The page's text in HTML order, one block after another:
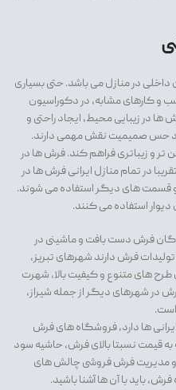
در منازل می باشد. حتی بسیاری
و کارهای مشابه، در دکوراسیون
در زیبایی محیط، ایجاد راحتی و
حس صمیمیت نقش مهمی دارند.
و زیباتری فراهم کند. فرش ها در
در تمام منازل ایرانی فرش ها در
قسمت های دیگر استفاده می شوند.
دیوار استفاده می کنند.
فرش دست بافت و ماشینی در
فرش دارند شهرهای تبریز،
های متنوع و کیفیت بالا، شهرت
در شهرهای دیگر از جمله شیراز،
ها دارد، فروشگاه های فرش
به قیمت نسبتا بالای فرش، حاشیه سود
و مدیریت فرش فروشی چالش های
باید با آن ها آشنا باشید.